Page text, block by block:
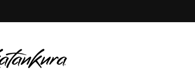
Regalo Gold